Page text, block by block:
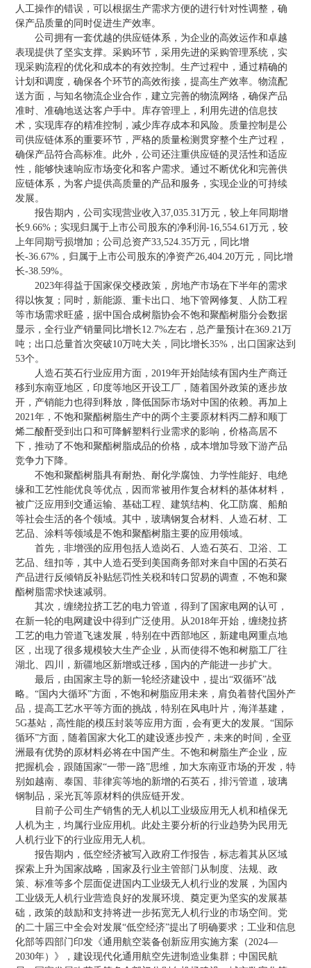
人工操作的错误，可以根据生产需求方便的进行针对性调整，确
保产品质量的同时促进生产效率。
公司拥有一套优越的供应链体系，为企业的高效运作和卓越
表现提供了坚实支撑。采购环节，采用先进的采购管理系统，实
现采购流程的优化和成本的有效控制。生产过程中，通过精确的
计划和调度，确保各个环节的高效衔接，提高生产效率。物流配
送方面，与知名物流企业合作，建立完善的物流网络，确保产品
准时、准确地送达客户手中。库存管理上，利用先进的信息技
术，实现库存的精准控制，减少库存成本和风险。质量控制是公
司供应链体系的重要环节，严格的质量检测贯穿整个生产过程，
确保产品符合高标准。此外，公司还注重供应链的灵活性和适应
性，能够快速响应市场变化和客户需求。通过不断优化和完善供
应链体系，为客户提供高质量的产品和服务，实现企业的可持续
发展。
报告期内，公司实现营业收入37,035.31万元，较上年同期增
长9.66%；实现归属于上市公司股东的净利润-16,554.61万元，较
上年同期亏损增加；公司总资产33,524.35万元，同比增
长-36.67%，归属于上市公司股东的净资产26,404.20万元，同比增
长-38.59%。
2023年得益于国家保交楼政策，房地产市场在下半年的需求
得以恢复；同时，新能源、重卡出口、地下管网修复、人防工程
等市场需求旺盛，据中国合成树脂协会不饱和聚酯树脂分会数据
显示，全行业产销量同比增长12.7%左右，总产量预计在369.21万
吨；出口总量首次突破10万吨大关，同比增长35%，出口国家达到
53个。
人造石英石行业应用方面，2019年开始陆续有国内生产商迁
移到东南亚地区，印度等地区开设工厂，随着国外政策的逐步放
开，产销能力也得到释放，降低国际市场对中国的依赖。再加上
2021年，不饱和聚酯树脂生产中的两个主要原材料丙二醇和顺丁
烯二酸酐受到出口和可降解塑料行业需求的影响，价格高居不
下，推动了不饱和聚酯树脂成品的价格，成本增加导致下游产品
竞争力下降。
不饱和聚酯树脂具有耐热、耐化学腐蚀、力学性能好、电绝
缘和工艺性能优良等优点，因而常被用作复合材料的基体材料，
被广泛应用到交通运输、基础工程、建筑结构、化工防腐、船舶
等社会生活的各个领域。其中，玻璃钢复合材料、人造石材、工
艺品、涂料等领域是不饱和聚酯树脂主要的应用领域。
首先，非增强的应用包括人造岗石、人造石英石、卫浴、工
艺品、纽扣等，其中人造石受到美国商务部对来自中国的石英石
产品进行反倾销反补贴惩罚性关税和转口贸易的调查，不饱和聚
酯树脂需求快速减弱。
其次，缠绕拉挤工艺的电力管道，得到了国家电网的认可，
在新一轮的电网建设中得到广泛使用。从2018年开始，缠绕拉挤
工艺的电力管道飞速发展，特别在中西部地区，新建电网重点地
区，出现了很多规模较大生产企业，从而使得不饱和树脂工厂往
湖北、四川，新疆地区新增或迁移，国内的产能进一步扩大。
最后，由国家主导的新一轮经济建设中，提出“双循环”战
略。“国内大循环”方面，不饱和树脂应用未来，肩负着替代国外产
品，提高工艺水平等方面的挑战，特别在风电叶片，海洋基建，
5G基站，高性能的模压封装等应用方面，会有更大的发展。“国际
循环”方面，随着国家大化工的建设逐步投产，未来的时间，全亚
洲最有优势的原材料必将在中国产生。不饱和树脂生产企业，应
把握机会，跟随国家“一带一路”思维，加大东南亚市场的开发，特
别如越南、泰国、菲律宾等地的新增的石英石，排污管道，玻璃
钢制品，采光瓦等原材料的供应链开发。
目前子公司生产销售的无人机以工业级应用无人机和植保无
人机为主，均属行业应用机。此处主要分析的行业趋势为民用无
人机行业下的行业应用无人机。
报告期内，低空经济被写入政府工作报告，标志着其从区域
探索上升为国家战略，国家及行业主管部门从制度、法规、政
策、标准等多个层面促进国内工业级无人机行业的发展，为国内
工业级无人机行业营造良好的发展环境、奠定更为坚实的发展基
础，政策的鼓励和支持将进一步拓宽无人机行业的市场空间。党
的二十届三中全会对发展“低空经济”提出了明确要求；工业和信息
化部等四部门印发《通用航空装备创新应用实施方案（2024—
2030年）》，建设现代化通用航空先进制造业集群；中国民航